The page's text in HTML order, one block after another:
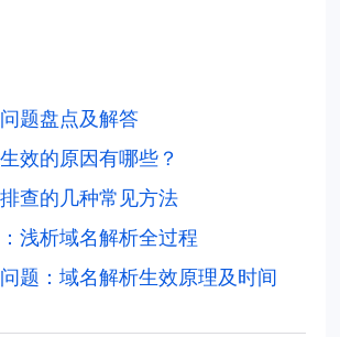
题盘点及解答
效的原因有哪些？
查的几种常见方法
浅析域名解析全过程
题：域名解析生效原理及时间